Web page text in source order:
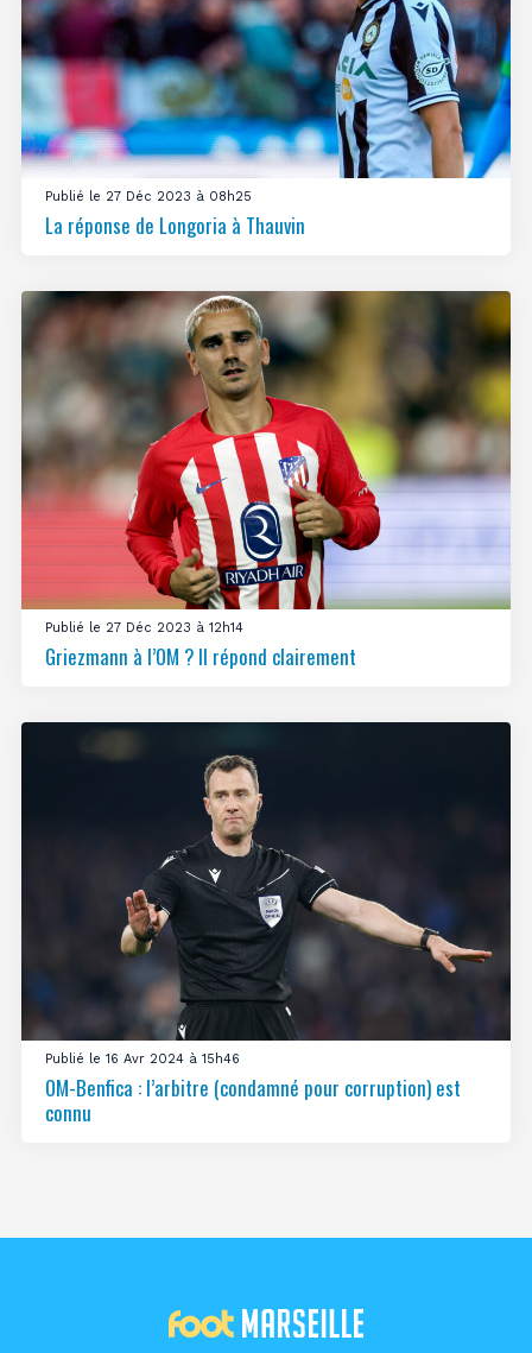
Publié le 27 Déc 2023 à 08h25
La réponse de Longoria à Thauvin
Publié le 27 Déc 2023 à 12h14
Griezmann à l’OM ? Il répond clairement
Publié le 16 Avr 2024 à 15h46
OM-Benfica : l’arbitre (condamné pour corruption) est
connu